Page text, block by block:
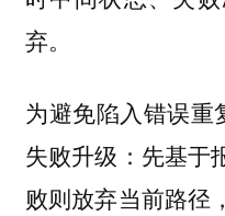
弃。
为避免陷入错误重
失败升级：先基于
败则放弃当前路径